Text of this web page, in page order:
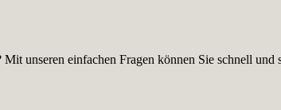
unseren einfachen Fragen können Sie schnell und